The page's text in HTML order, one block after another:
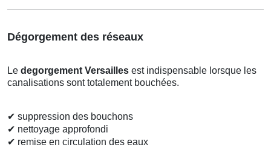
Dégorgement des réseaux
Le degorgement Versailles est indispensable lorsque les
canalisations sont totalement bouchées.
✔ suppression des bouchons
✔ nettoyage approfondi
✔ remise en circulation des eaux